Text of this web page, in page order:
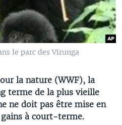
le parc des Virunga
la nature (WWF), la
terme de la plus vieille
ne doit pas être mise en
à court-terme.